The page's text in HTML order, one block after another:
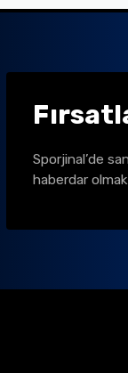
Sporjinal’de
haberdar